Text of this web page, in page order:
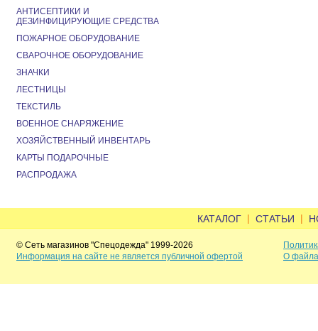
АНТИСЕПТИКИ И
ДЕЗИНФИЦИРУЮЩИЕ СРЕДСТВА
ПОЖАРНОЕ ОБОРУДОВАНИЕ
СВАРОЧНОЕ ОБОРУДОВАНИЕ
ЗНАЧКИ
ЛЕСТНИЦЫ
ТЕКСТИЛЬ
ВОЕННОЕ СНАРЯЖЕНИЕ
ХОЗЯЙСТВЕННЫЙ ИНВЕНТАРЬ
КАРТЫ ПОДАРОЧНЫЕ
РАСПРОДАЖА
КАТАЛОГ | СТАТЬИ |
© Сеть магазинов "Спецодежда" 1999-2026
Информация на сайте не является публичной офертой
О